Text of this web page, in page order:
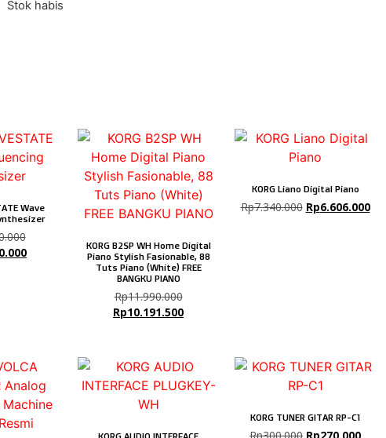
Stok habis
Wave
KORG B2SP WH Home Digital
Piano Stylish Fasionable, 88
Tuts Piano (White) FREE
BANGKU PIANO
Rp11.990.000
Rp10.191.500
KORG Liano Digital Piano
Rp7.340.000 Rp6.606.000
KORG TUNER GITAR RP-C1